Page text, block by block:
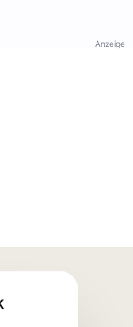
Anzeige